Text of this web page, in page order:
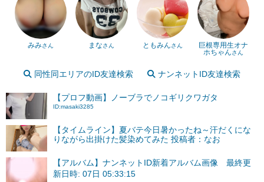
みみさん まなさん ともみんさん
巨根専用生オナ
ホちゃんさん
同性同エリアのID友達検索 ナンネットID友達検索
【プロフ動画】ノーブラでノコギリクワガタ
ID:masaki3285
【タイムライン】夏バテ今日暑かったね～汗だくにな
りながら出掛けた髪染めてみた 投稿者：なお
【アルバム】ナンネットID新着アルバム画像 最終更
新日時: 07日 05:33:15